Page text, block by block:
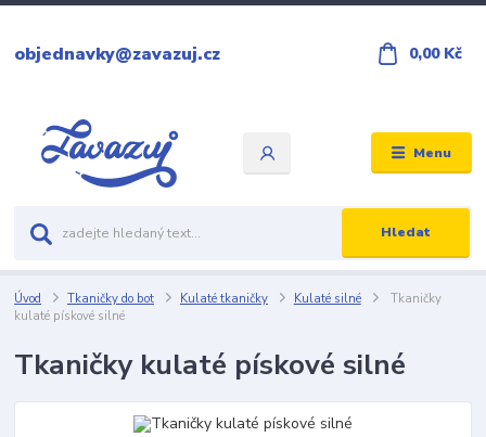
Menu
Hledat
objednavky@zavazuj.cz 0,00 Kč
Úvod Tkaničky do bot Kulaté tkaničky Kulaté silné
Tkaničky
kulaté pískové silné
Tkaničky kulaté pískové silné